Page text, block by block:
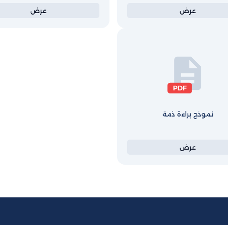
عرض عرض
نموذج براءة ذمة
عرض